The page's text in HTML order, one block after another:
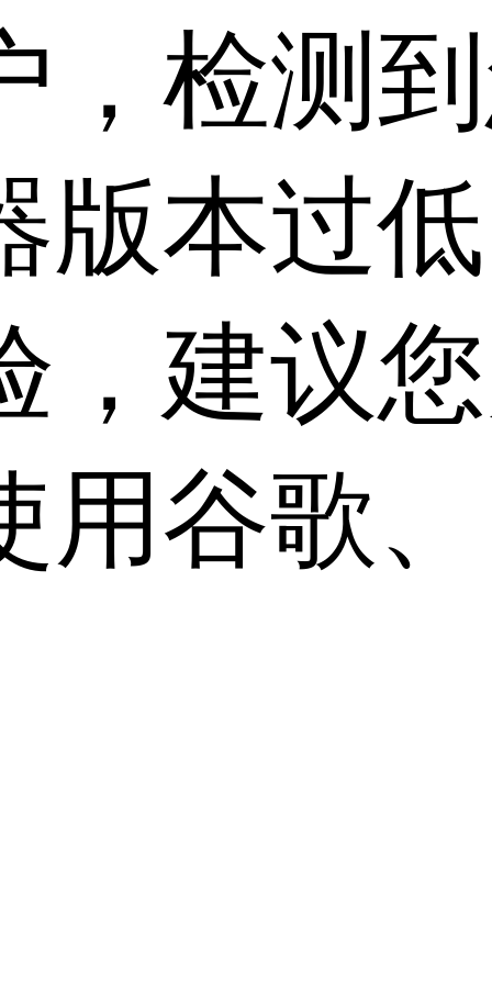
，检测
版本过
，建议
用谷歌